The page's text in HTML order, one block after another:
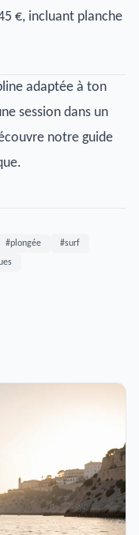
€, incluant planche
adaptée à ton
session dans un
notre guide
#plongée
#surf